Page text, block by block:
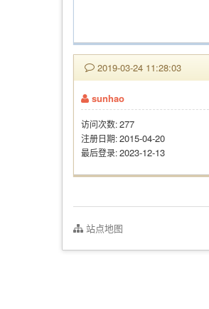
2019-03-24 11:28:03
sunhao
访问次数:277
注册日期:2015-04-20
最后登录:2023-12-13
站点地图